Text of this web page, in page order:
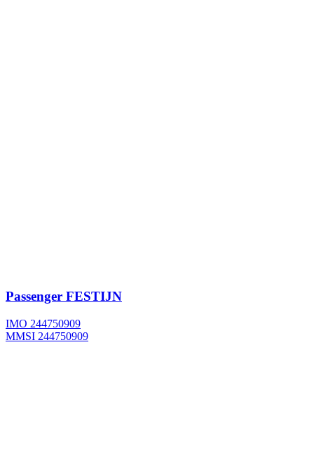
Passenger FESTIJN
IMO 244750909
MMSI 244750909